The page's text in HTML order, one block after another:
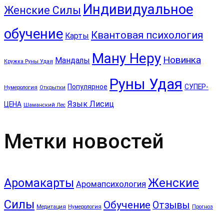
Женские Силы Индивидуальное
обучение Карты Квантовая психология
Кружка Руны Удая Мандалы Ману Неру Новинка
Нумерология Открытки Популярное Руны Удая СУПЕР-
ЦЕНА Шаманский Лес Язык Лисиц
Метки новостей
Аромакарты Аромапсихология Женские
Силы Медитация Нумерология Обучение Отзывы Прогноз